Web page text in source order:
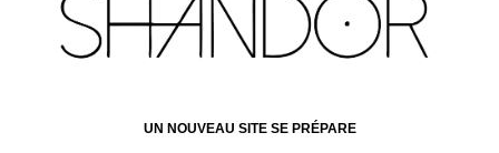
UN NOUVEAU SITE SE PRÉPARE